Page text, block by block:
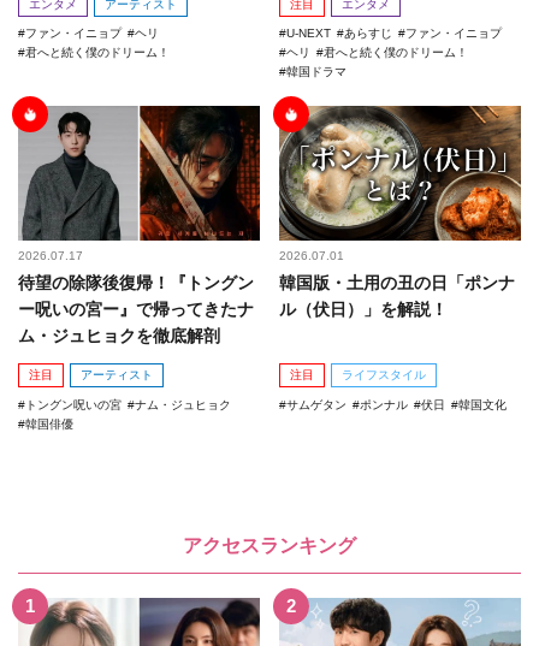
エンタメ アーティスト
ファン・イニョプ
ヘリ
君へと続く僕のドリーム！
注目 エンタメ
U-NEXT あらすじ
ファン・イニョプ
ヘリ
君へと続く僕のドリーム！
韓国ドラマ
2026.07.17
待望の除隊後復帰！『トングン
ー呪いの宮ー』で帰ってきたナ
ム・ジュヒョクを徹底解剖
注目 アーティスト
トングン呪いの宮
ナム・ジュヒョク
韓国俳優
2026.07.01
韓国版・土用の丑の日「ポンナ
ル（伏日）」を解説！
注目 ライフスタイル
サムゲタン ポンナル 伏日 韓国文化
アクセスランキング